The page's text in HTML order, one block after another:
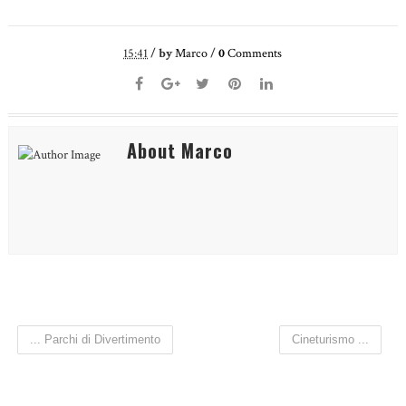
15:41/byMarco/0Comments
About Marco
... Parchi di Divertimento Cineturismo ...